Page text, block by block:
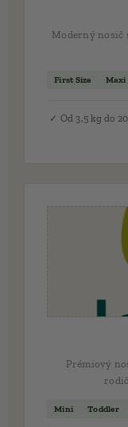
Moderný nosič
First Size Maxi
✓ Od 3,5 kg do
Prémiový
Mini Toddler